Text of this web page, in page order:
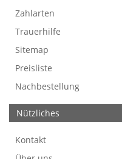
Zahlarten
Trauerhilfe
Sitemap
Preisliste
Nachbestellung
Nützliches
Kontakt